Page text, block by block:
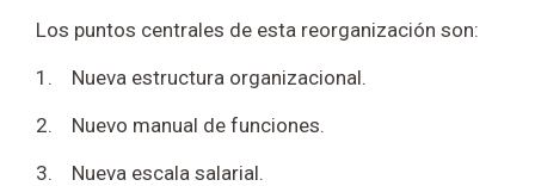
Los puntos centrales de esta reorganización son:
1. Nueva estructura organizacional.
2. Nuevo manual de funciones.
3. Nueva escala salarial.